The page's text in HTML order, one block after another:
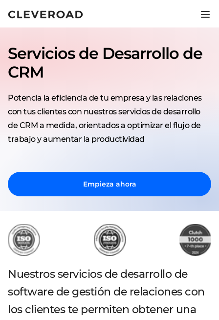
rápido.
Descubre el desarrollo asistido por IA
Servicios de Desarrollo de
CRM
Potencia la eficiencia de tu empresa y las relaciones
con tus clientes con nuestros servicios de desarrollo
de CRM a medida, orientados a optimizar el flujo de
trabajo y aumentar la productividad
Empieza ahora
Nuestros servicios de desarrollo de
software de gestión de relaciones con
los clientes te permiten obtener una